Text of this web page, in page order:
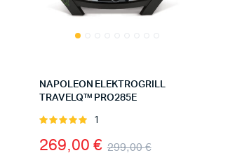
NAPOLEON ELEKTROGRILL
TRAVELQ™ PRO285E
Bewertet
von 5
1
299,00€
269,00 €